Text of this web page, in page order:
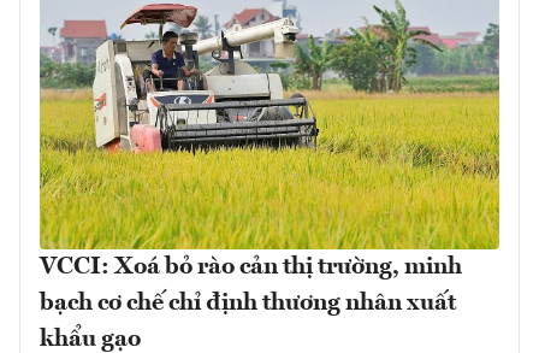
VCCI: Xoá bỏ rào cản thị trường, minh
bạch cơ chế chỉ định thương nhân xuất
khẩu gạo